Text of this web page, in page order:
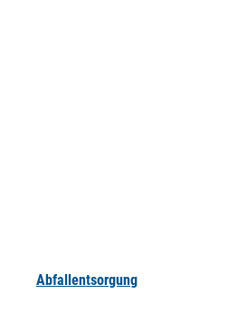
Abfallentsorgung